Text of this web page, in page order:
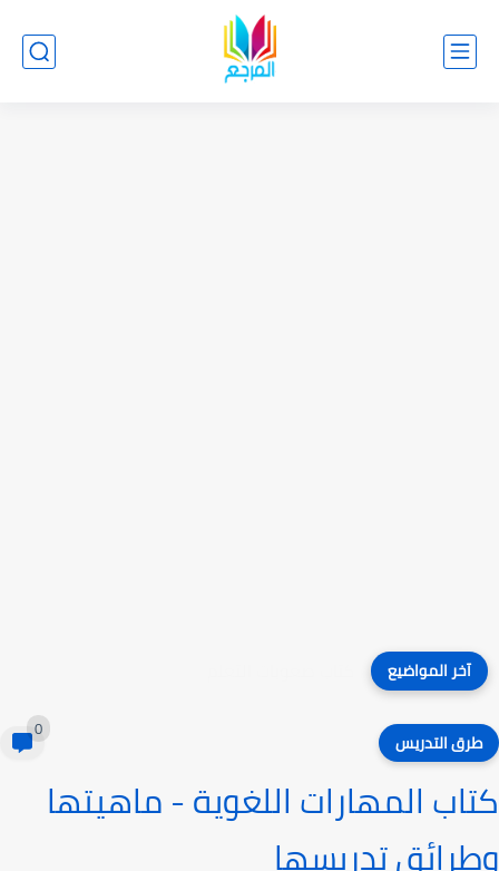
آخر المواضيع
طرق التدريس 0
كتاب المهارات اللغوية - ماهيتها
وطرائق تدريسها